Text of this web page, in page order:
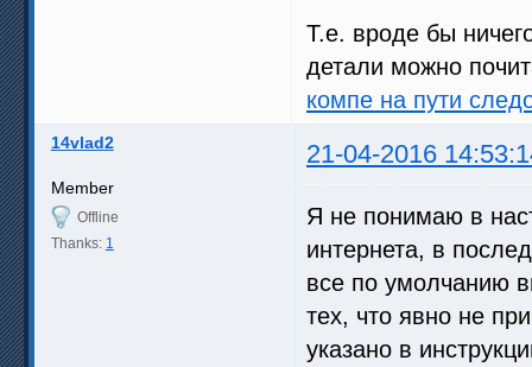
Т.е. вроде бы
детали можно
компе на пути
14vlad2 21-04-2016
Member
Offline
Thanks: 1
Я не понимаю в
интернета, в
все по умолчанию
тех, что явно не
указано в